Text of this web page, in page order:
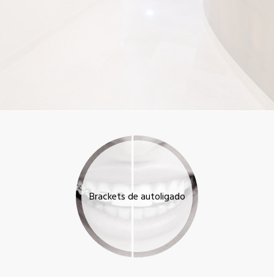
Brackets de autoligado